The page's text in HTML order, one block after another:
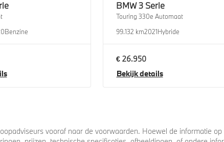
Benzine
BMW 3 Serie
Touring 330e Automaat
99.132 km2021Hybride
€ 26.950
Bekijk details
vooraf naar de voorwaarden. Hoewel de informatie